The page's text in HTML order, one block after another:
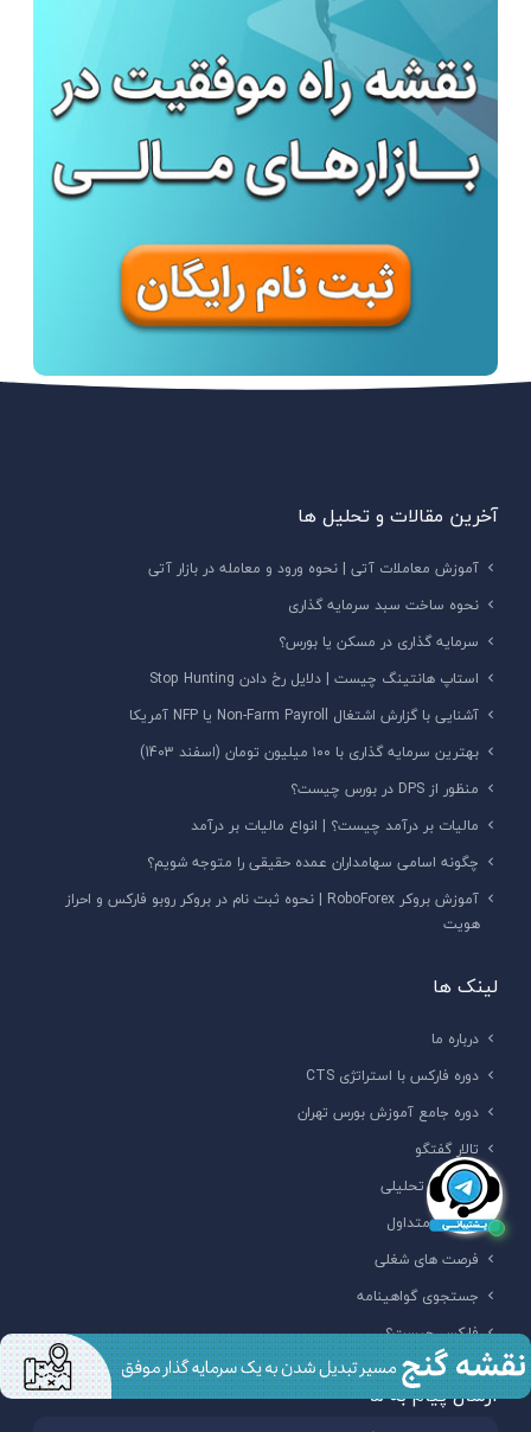
آخرین مقالات و تحلیل ها
آموزش معاملات آتی | نحوه ورود و معامله در بازار آتی
نحوه ساخت سبد سرمایه گذاری
سرمایه گذاری در مسکن یا بورس؟
استاپ هانتینگ چیست | دلایل رخ دادن Stop Hunting
آشنایی با گزارش اشتغال Non-Farm Payroll یا NFP آمریکا
بهترین سرمایه گذاری با ۱۰۰ میلیون تومان (اسفند 1403)
منظور از DPS در بورس چیست؟
مالیات بر درآمد چیست؟ | انواع مالیات بر درآمد
چگونه اسامی سهامداران عمده حقیقی را متوجه شویم؟
آموزش بروکر RoboForex | نحوه ثبت نام در بروکر روبو فارکس و احراز
هویت
لینک ها
درباره ما
دوره فارکس با استراتژی CTS
دوره جامع آموزش بورس تهران
تالار گفتگو
ابزار های تحلیلی
سوالات متداول
فرصت های شغلی
جستجوی گواهینامه
فارکس چیست؟
ارسال پیام به ما